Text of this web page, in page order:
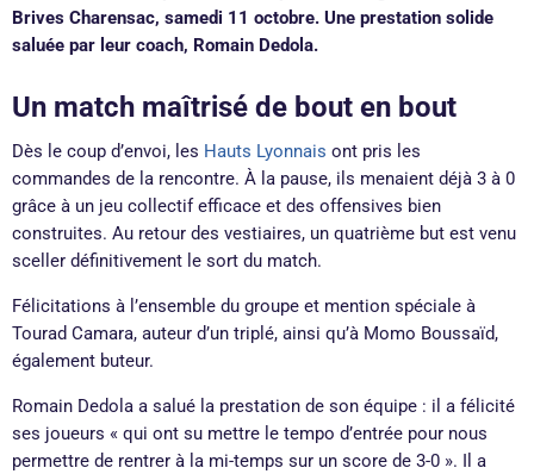
Brives Charensac, samedi 11 octobre. Une prestation solide
saluée par leur coach, Romain Dedola.
Un match maîtrisé de bout en bout
Dès le coup d’envoi, les Hauts Lyonnais ont pris les
commandes de la rencontre. À la pause, ils menaient déjà 3 à 0
grâce à un jeu collectif efficace et des offensives bien
construites. Au retour des vestiaires, un quatrième but est venu
sceller définitivement le sort du match.
Félicitations à l’ensemble du groupe et mention spéciale à
Tourad Camara, auteur d’un triplé, ainsi qu’à Momo Boussaïd,
également buteur.
Romain Dedola a salué la prestation de son équipe : il a félicité
ses joueurs « qui ont su mettre le tempo d’entrée pour nous
permettre de rentrer à la mi-temps sur un score de 3-0 ». Il a